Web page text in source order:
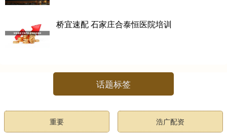
桥宜速配 石家庄合泰恒医院培训
话题标签
重要 浩广配资